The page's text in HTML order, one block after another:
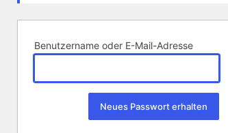
Benutzername oder E-Mail-Adresse